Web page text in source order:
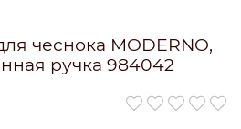
чеснока MODERNO,
ручка 984042